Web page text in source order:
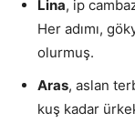
Lina, ip
Her adımı,
olurmuş.
Aras, aslan
kuş kadar